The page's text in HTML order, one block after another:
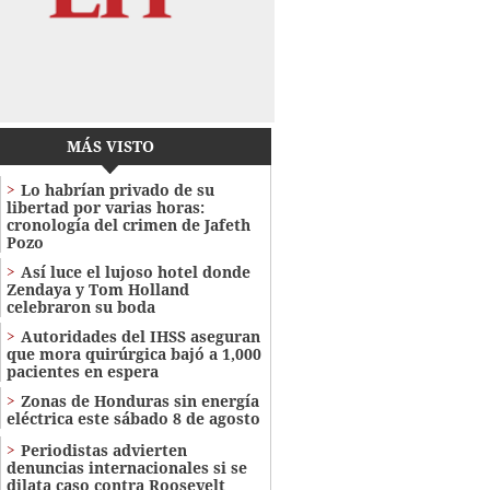
MÁS VISTO
Lo habrían privado de su
libertad por varias horas:
cronología del crimen de Jafeth
Pozo
Así luce el lujoso hotel donde
Zendaya y Tom Holland
celebraron su boda
Autoridades del IHSS aseguran
que mora quirúrgica bajó a 1,000
pacientes en espera
Zonas de Honduras sin energía
eléctrica este sábado 8 de agosto
Periodistas advierten
denuncias internacionales si se
dilata caso contra Roosevelt